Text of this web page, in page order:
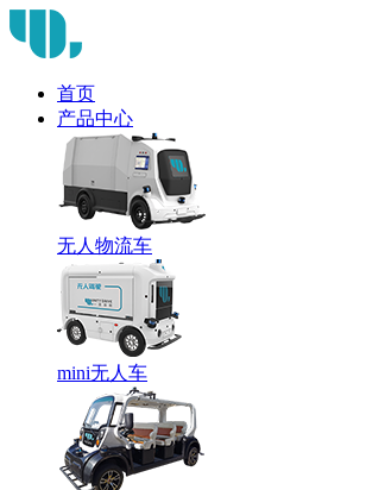
首页
产品中心
无人物流车
mini无人车